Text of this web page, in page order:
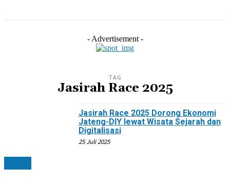
- Advertisement -
TAG
Jasirah Race 2025
Jasirah Race 2025 Dorong Ekonomi
Jateng-DIY lewat Wisata Sejarah dan
Digitalisasi
25 Juli 2025